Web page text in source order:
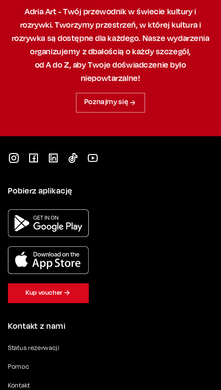
Adria Art - Twój przewodnik w świecie kultury i
rozrywki. Tworzymy przestrzeń,w której kultura i
rozrywka są dostępne dla każdego. Nasze wydarzenia
organizujemy z dbałością o każdy szczegół,
od A do Z, abyTwoje doświadczenie było
niepowtarzalne!
Poznajmy się
Kontakt z nami
Status rezerwacji
Pomoc
Kontakt
Pobierz aplikację
Kup voucher